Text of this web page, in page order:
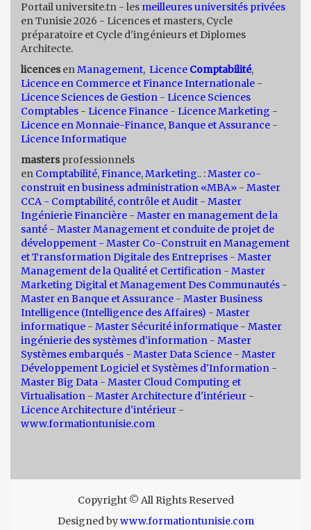
Portail universite.tn - les meilleures universités privées
en Tunisie 2026 - Licences et masters, Cycle
préparatoire et Cycle d'ingénieurs et Diplomes
Architecte.
licences enManagement, Licence Comptabilité,
Licence en Commerce et Finance Internationale -
Licence Sciences de Gestion - Licence Sciences
Comptables - Licence Finance - Licence Marketing -
Licence en Monnaie-Finance, Banque et Assurance -
Licence Informatique
masters professionnels
en Comptabilité,Finance,Marketing.. :Master co-
construit en business administration «MBA» - Master
CCA - Comptabilité, contrôle et Audit - Master
Ingénierie Financière - Master en management de la
santé - Master Management et conduite de projet de
développement - Master Co-Construit en Management
et Transformation Digitale des Entreprises - Master
Management de la Qualité et Certification - Master
Marketing Digital et Management Des Communautés -
Master en Banque et Assurance - Master Business
Intelligence (Intelligence des Affaires) - Master
informatique - Master Sécurité informatique - Master
ingénierie des systèmes d'information - Master
Systèmes embarqués - Master Data Science - Master
Développement Logiciel et Systèmes d'Information -
Master Big Data - Master Cloud Computing et
Virtualisation - Master Architecture d'intérieur -
Licence Architecture d'intérieur -
www.formationtunisie.com
Copyright © All Rights Reserved
Designed bywww.formationtunisie.com